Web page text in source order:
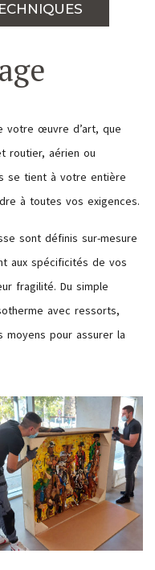
votre œuvre d’art, que
routier, aérien ou
se tient à votre entière
à toutes vos exigences.
sont définis sur-mesure
aux spécificités de vos
fragilité. Du simple
avec ressorts,
pour assurer la